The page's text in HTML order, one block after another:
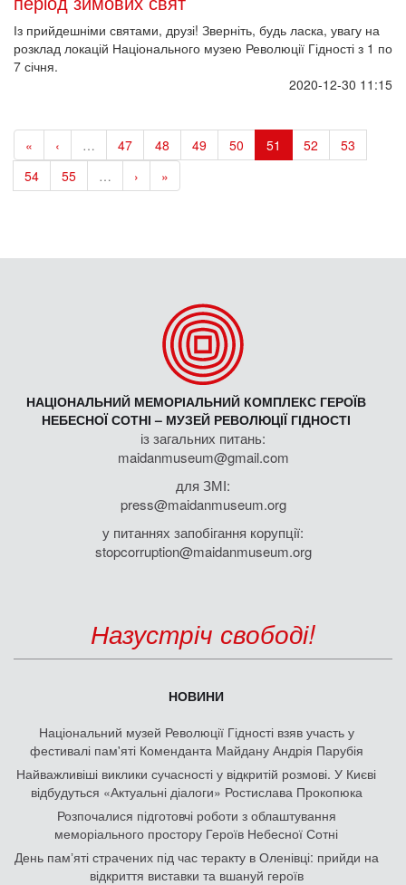
Із прийдешніми святами, друзі! Зверніть, будь ласка, увагу на
розклад локацій Національного музею Революції Гідності з 1 по
7 січня.
2020-12-30 11:15
« ‹ … 47 48 49 50 51 52
53
54
55 … › »
НАЦІОНАЛЬНИЙ МЕМОРІАЛЬНИЙ КОМПЛЕКС ГЕРОЇВ
НЕБЕСНОЇ СОТНІ – МУЗЕЙ РЕВОЛЮЦІЇ ГІДНОСТІ
із загальних питань:
maidanmuseum@gmail.com
для ЗМІ:
press@maidanmuseum.org
у питаннях запобігання корупції:
stopcorruption@maidanmuseum.org
Назустріч свободі!
НОВИНИ
Національний музей Революції Гідності взяв участь у
фестивалі пам'яті Коменданта Майдану Андрія Парубія
Найважливіші виклики сучасності у відкритій розмові. У Києві
відбудуться «Актуальні діалоги» Ростислава Прокопюка
Розпочалися підготовчі роботи з облаштування
меморіального простору Героїв Небесної Сотні
День памʼяті страчених під час теракту в Оленівці: прийди на
відкриття виставки та вшануй героїв